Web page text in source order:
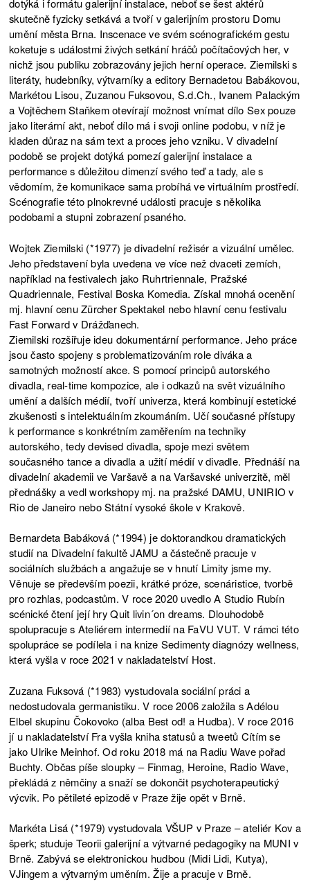
dotýká i formátu galerijní instalace, neboť se šest aktérů
skutečně fyzicky setkává a tvoří v galerijním prostoru Domu
umění města Brna. Inscenace ve svém scénografickém gestu
koketuje s událostmi živých setkání hráčů počítačových her, v
nichž jsou publiku zobrazovány jejich herní operace. Ziemilski s
literáty, hudebníky, výtvarníky a editory Bernadetou Babákovou,
Markétou Lisou, Zuzanou Fuksovou, S.d.Ch., Ivanem Palackým
a Vojtěchem Staňkem otevírají možnost vnímat dílo Sex pouze
jako literární akt, neboť dílo má i svoji online podobu, v níž je
kladen důraz na sám text a proces jeho vzniku. V divadelní
podobě se projekt dotýká pomezí galerijní instalace a
performance s důležitou dimenzí svého teď a tady, ale s
vědomím, že komunikace sama probíhá ve virtuálním prostředí.
Scénografie této plnokrevné události pracuje s několika
podobami a stupni zobrazení psaného.
Wojtek Ziemilski (*1977) je divadelní režisér a vizuální umělec.
Jeho představení byla uvedena ve více než dvaceti zemích,
například na festivalech jako Ruhrtriennale, Pražské
Quadriennale, Festival Boska Komedia. Získal mnohá ocenění
mj. hlavní cenu Zürcher Spektakel nebo hlavní cenu festivalu
Fast Forward v Drážďanech.
Ziemilski rozšiřuje ideu dokumentární performance. Jeho práce
jsou často spojeny s problematizováním role diváka a
samotných možností akce. S pomocí principů autorského
divadla, real-time kompozice, ale i odkazů na svět vizuálního
umění a dalších médií, tvoří univerza, která kombinují estetické
zkušenosti s intelektuálním zkoumáním. Učí současné přístupy
k performance s konkrétním zaměřením na techniky
autorského, tedy devised divadla, spoje mezi světem
současného tance a divadla a užití médií v divadle. Přednáší na
divadelní akademii ve Varšavě a na Varšavské univerzitě, měl
přednášky a vedl workshopy mj. na pražské DAMU, UNIRIO v
Rio de Janeiro nebo Státní vysoké škole v Krakově.
Bernardeta Babáková (*1994) je doktorandkou dramatických
studií na Divadelní fakultě JAMU a částečně pracuje v
sociálních službách a angažuje se v hnutí Limity jsme my.
Věnuje se především poezii, krátké próze, scenáristice, tvorbě
pro rozhlas, podcastům. V roce 2020 uvedlo A Studio Rubín
scénické čtení její hry Quit livin´on dreams. Dlouhodobě
spolupracuje s Ateliérem intermedií na FaVU VUT. V rámci této
spolupráce se podílela i na knize Sedimenty diagnózy wellness,
která vyšla v roce 2021 v nakladatelství Host.
Zuzana Fuksová (*1983) vystudovala sociální práci a
nedostudovala germanistiku. V roce 2006 založila s Adélou
Elbel skupinu Čokovoko (alba Best od! a Hudba). V roce 2016
jí u nakladatelství Fra vyšla kniha statusů a tweetů Cítím se
jako Ulrike Meinhof. Od roku 2018 má na Radiu Wave pořad
Buchty. Občas píše sloupky – Finmag, Heroine, Radio Wave,
překládá z němčiny a snaží se dokončit psychoterapeutický
výcvik. Po pětileté epizodě v Praze žije opět v Brně.
Markéta Lisá (*1979) vystudovala VŠUP v Praze – ateliér Kov a
šperk; studuje Teorii galerijní a výtvarné pedagogiky na MUNI v
Brně. Zabývá se elektronickou hudbou (Midi Lidi, Kutya),
VJingem a výtvarným uměním. Žije a pracuje v Brně.